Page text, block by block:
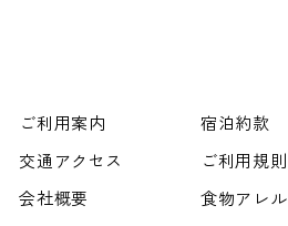
ご利用案内
交通アクセス
会社概要
宿泊約款
ご利用規則
食物アレ